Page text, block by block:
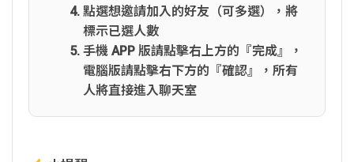
點選想邀請加入的好友（可多選），將
標示已選人數
手機 APP 版請點擊右上方的『完成』，
電腦版請點擊右下方的『確認』，所有
人將直接進入聊天室